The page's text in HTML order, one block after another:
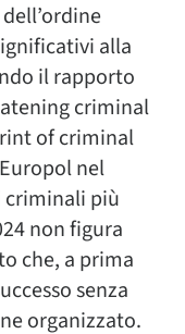
alla
il rapporto
criminal
of criminal
nel
criminali più
non figura
che, a prima
senza
organizzato.